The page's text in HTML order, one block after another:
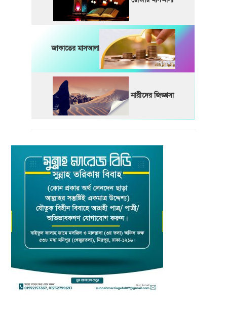
জাকাতের মাসআলা
নারীদের জিজ্ঞাসা